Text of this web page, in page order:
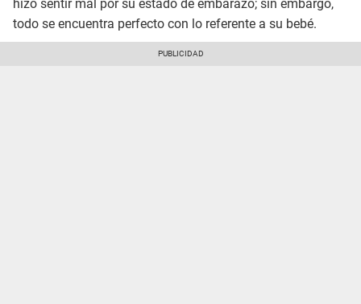
hizo sentir mal por su estado de embarazo; sin embargo,
todo se encuentra perfecto con lo referente a su bebé.